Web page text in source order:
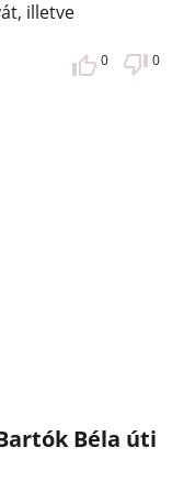
illetve
0 0
Béla úti